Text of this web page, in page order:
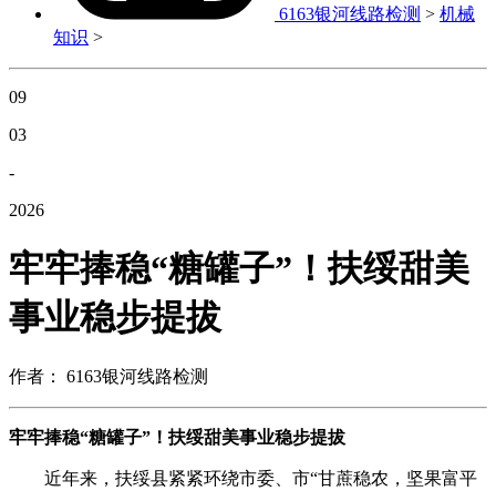
6163银河线路检测 > 机械
知识 >
09
03
-
2026
牢牢捧稳“糖罐子”！扶绥甜美
事业稳步提拔
作者： 6163银河线路检测
牢牢捧稳“糖罐子”！扶绥甜美事业稳步提拔
近年来，扶绥县紧紧环绕市委、市“甘蔗稳农，坚果富平